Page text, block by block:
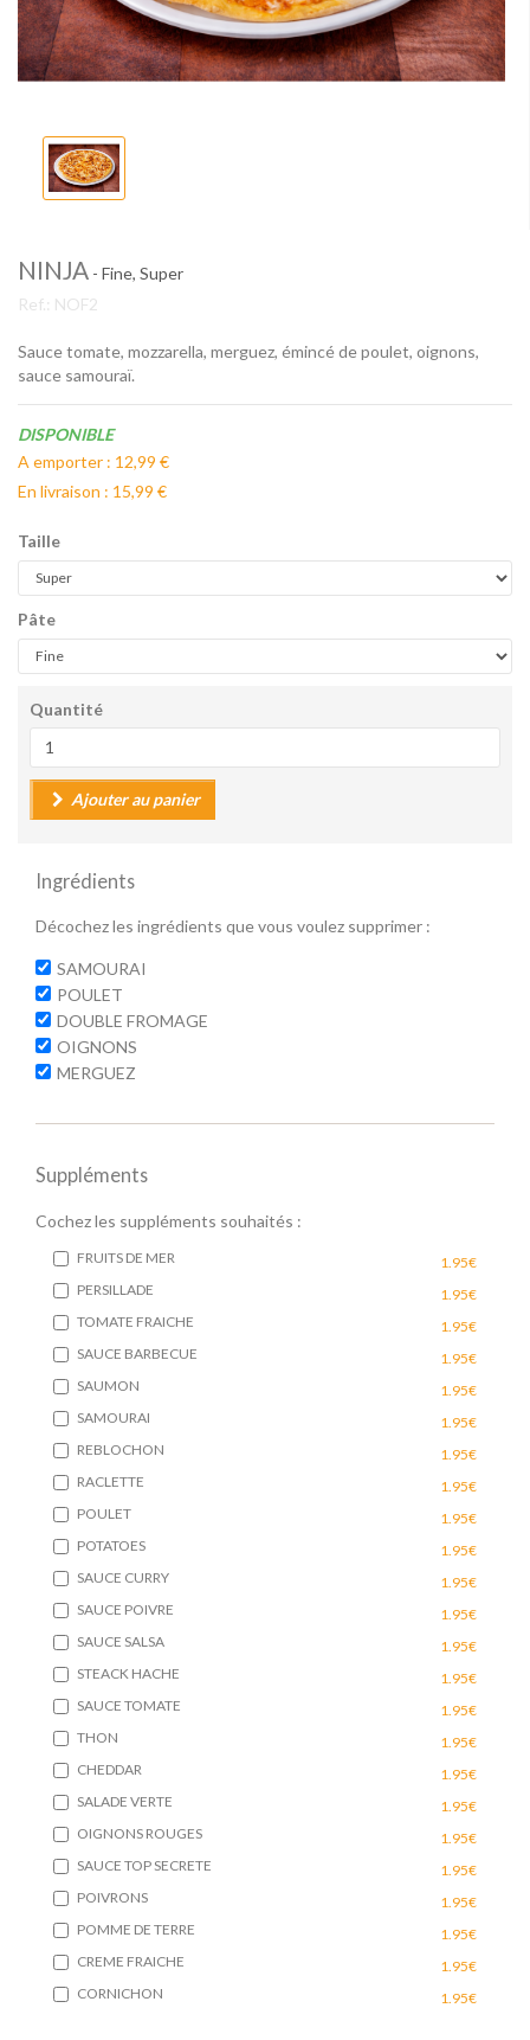
NINJA - Fine, Super
Ref.: NOF2
Sauce tomate, mozzarella, merguez, émincé de poulet, oignons,
sauce samouraï.
Disponibilité:
DISPONIBLE
A emporter : 12,99 €
En livraison : 15,99 €
Taille
Pâte
Quantité
Ajouter au panier
Ingrédients
Décochez les ingrédients que vous voulez supprimer :
SAMOURAI
POULET
DOUBLE FROMAGE
OIGNONS
MERGUEZ
Suppléments
Cochez les suppléments souhaités :
FRUITS DE MER
1.95€
PERSILLADE
1.95€
TOMATE FRAICHE
1.95€
SAUCE BARBECUE
1.95€
SAUMON
1.95€
SAMOURAI
1.95€
REBLOCHON
1.95€
RACLETTE
1.95€
POULET
1.95€
POTATOES
1.95€
SAUCE CURRY
1.95€
SAUCE POIVRE
1.95€
SAUCE SALSA
1.95€
STEACK HACHE
1.95€
SAUCE TOMATE
1.95€
THON
1.95€
CHEDDAR
1.95€
SALADE VERTE
1.95€
OIGNONS ROUGES
1.95€
SAUCE TOP SECRETE
1.95€
POIVRONS
1.95€
POMME DE TERRE
1.95€
CREME FRAICHE
1.95€
CORNICHON
1.95€